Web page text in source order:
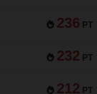
236 PT
232 PT
212 PT